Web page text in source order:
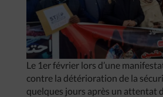
Le 1er février lors d’une
contre la détérioration de la
quelques jours après un attentat